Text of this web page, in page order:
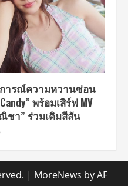
การณ์ความหวานซ่อน
พร้อมเสิร์ฟ MV
ชา” ร่วมเติมสีสัน
| MoreNews by AF